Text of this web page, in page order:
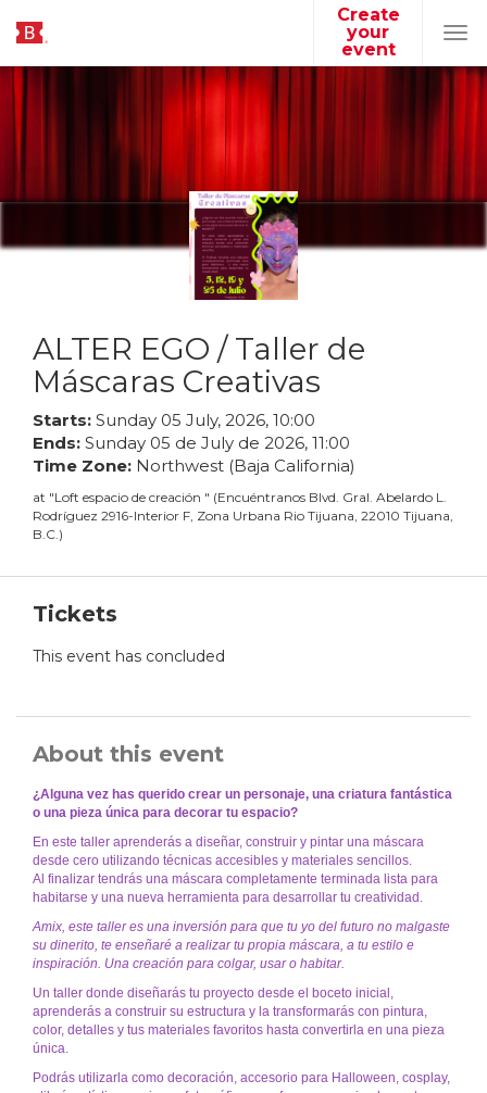
Create
your
event
ALTER EGO / Taller de
Máscaras Creativas ️
Starts: Sunday 05 July, 2026, 10:00
Ends: Sunday 05 de July de 2026, 11:00
Time Zone: Northwest (Baja California)
at "Loft espacio de creación " (Encuéntranos Blvd. Gral. Abelardo L.
Rodríguez 2916-Interior F, Zona Urbana Rio Tijuana, 22010 Tijuana,
B.C.)
Tickets
This event has concluded
About this event
¿Alguna vez has querido crear un personaje, una criatura fantástica
o una pieza única para decorar tu espacio?
En este taller aprenderás a diseñar, construir y pintar una máscara
desde cero utilizando técnicas accesibles y materiales sencillos.
Al finalizar tendrás una máscara completamente terminada lista para
habitarse y una nueva herramienta para desarrollar tu creatividad.
Amix, este taller es una inversión para que tu yo del futuro no malgaste
su dinerito, te enseñaré a realizar tu propia máscara, a tu estilo e
inspiración. Una creación para colgar, usar o habitar.
Un taller donde diseñarás tu proyecto desde el boceto inicial,
aprenderás a construir su estructura y la transformarás con pintura,
color, detalles y tus materiales favoritos hasta convertirla en una pieza
única.
Podrás utilizarla como decoración, accesorio para Halloween, cosplay,